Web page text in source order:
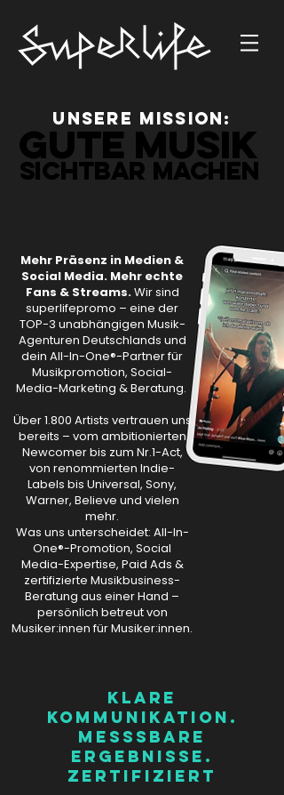
UNSERE MISSION:
GUTE MUSIK
GUTE MUSIK
SICHTBAR MACHEN
SICHTBAR MACHEN
Mehr Präsenz in Medien &
Social Media.​ Mehr echte
Fans & Streams.Wir sind
superlifepromo – eine der
TOP-3 unabhängigen Musik-
Agenturen Deutschlands und
dein All-In-One®-Partner für
Musikpromotion, Social-
Media-Marketing & Beratung.
Über 1.800 Artists vertrauen uns
bereits – vom ambitionierten
Newcomer bis zum Nr.1-Act,
von renommierten Indie-
Labels bis Universal, Sony,
Warner, Believe und vielen
mehr.
Was uns unterscheidet: All-In-
One®-Promotion, Social
Media-Expertise, Paid Ads &
zertifizierte Musikbusiness-
Beratung aus einer Hand –
persönlich betreut von
Musiker:innen für Musiker:innen.
KLARE
KOMMUNIKATION.
MESSSBARE
ERGEBNISSE.
ZERTIFIZIERT